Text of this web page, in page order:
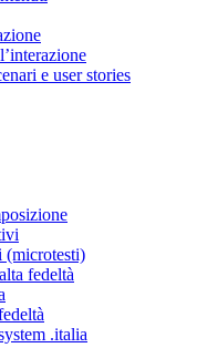
e user stories
(microtesti)
fedeltà
.italia